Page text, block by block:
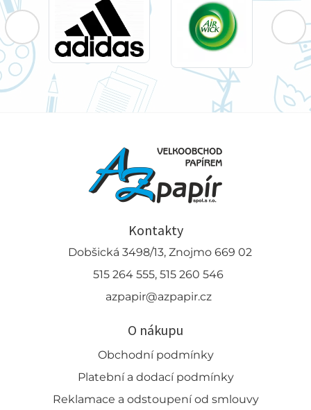
Kontakty
Dobšická 3498/13, Znojmo 669 02
515 264 555, 515 260 546
azpapir@azpapir.cz
O nákupu
Obchodní podmínky
Platební a dodací podmínky
Reklamace a odstoupení od smlouvy